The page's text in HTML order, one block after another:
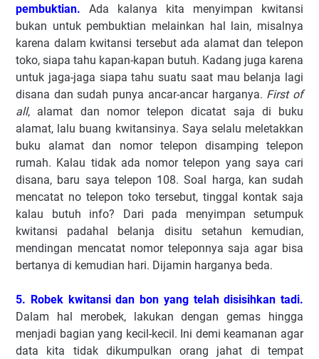
pembuktian. Ada kalanya kita menyimpan kwitansi
bukan untuk pembuktian melainkan hal lain, misalnya
karena dalam kwitansi tersebut ada alamat dan telepon
toko, siapa tahu kapan-kapan butuh. Kadang juga karena
untuk jaga-jaga siapa tahu suatu saat mau belanja lagi
disana dan sudah punya ancar-ancar harganya. First of
all, alamat dan nomor telepon dicatat saja di buku
alamat, lalu buang kwitansinya. Saya selalu meletakkan
buku alamat dan nomor telepon disamping telepon
rumah. Kalau tidak ada nomor telepon yang saya cari
disana, baru saya telepon 108. Soal harga, kan sudah
mencatat no telepon toko tersebut, tinggal kontak saja
kalau butuh info? Dari pada menyimpan setumpuk
kwitansi padahal belanja disitu setahun kemudian,
mendingan mencatat nomor teleponnya saja agar bisa
bertanya di kemudian hari. Dijamin harganya beda.
5. Robek kwitansi dan bon yang telah disisihkan tadi.
Dalam hal merobek, lakukan dengan gemas hingga
menjadi bagian yang kecil-kecil. Ini demi keamanan agar
data kita tidak dikumpulkan orang jahat di tempat